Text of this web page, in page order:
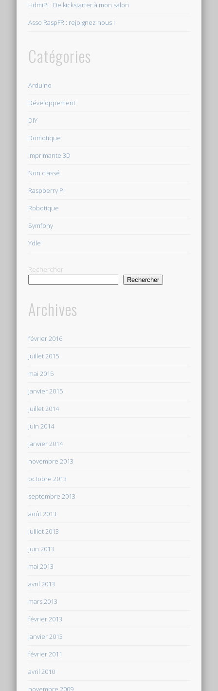
HdmiPi : De kickstarter à mon salon
Asso RaspFR : rejoignez nous !
Catégories
Arduino
Développement
DIY
Domotique
Imprimante 3D
Non classé
Raspberry Pi
Robotique
Symfony
Ydle
Rechercher
Rechercher
Archives
février 2016
juillet 2015
mai 2015
janvier 2015
juillet 2014
juin 2014
janvier 2014
novembre 2013
octobre 2013
septembre 2013
août 2013
juillet 2013
juin 2013
mai 2013
avril 2013
mars 2013
février 2013
janvier 2013
février 2011
avril 2010
novembre 2009